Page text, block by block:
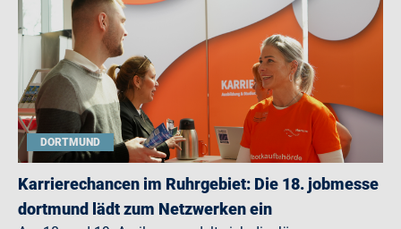
DORTMUND
Karrierechancen im Ruhrgebiet: Die 18. jobmesse
dortmund lädt zum Netzwerken ein